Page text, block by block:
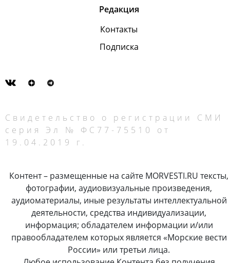
Редакция
Контакты
Подписка
Свидетельство о регистрации СМИ
серия Эл № ФС77-75510 от
19.04.2019 г.
Контент – размещенные на сайте MORVESTI.RU тексты,
фотографии, аудиовизуальные произведения,
аудиоматериалы, иные результаты интеллектуальной
деятельности, средства индивидуализации,
информация; обладателем информации и/или
правообладателем которых является «Морские вести
России» или третьи лица.